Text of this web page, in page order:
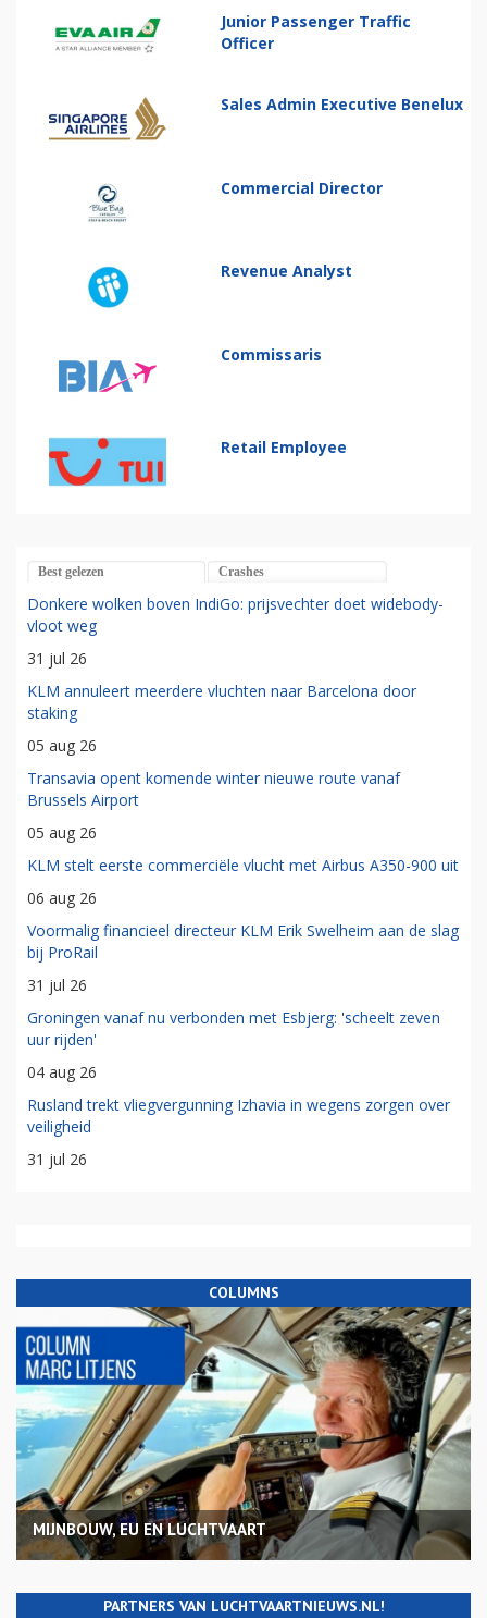
Junior Passenger Traffic
Officer
Sales Admin Executive Benelux
Commercial Director
Revenue Analyst
Commissaris
Retail Employee
Best gelezen Crashes
Donkere wolken boven IndiGo: prijsvechter doet widebody-
vloot weg
31 jul 26
KLM annuleert meerdere vluchten naar Barcelona door
staking
05 aug 26
Transavia opent komende winter nieuwe route vanaf
Brussels Airport
05 aug 26
KLM stelt eerste commerciële vlucht met Airbus A350-900 uit
06 aug 26
Voormalig financieel directeur KLM Erik Swelheim aan de slag
bij ProRail
31 jul 26
Groningen vanaf nu verbonden met Esbjerg: 'scheelt zeven
uur rijden'
04 aug 26
Rusland trekt vliegvergunning Izhavia in wegens zorgen over
veiligheid
31 jul 26
COLUMNS
MIJNBOUW, EU EN LUCHTVAART
PARTNERS VAN LUCHTVAARTNIEUWS.NL!